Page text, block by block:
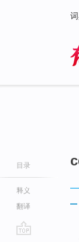
目录
释义
翻译